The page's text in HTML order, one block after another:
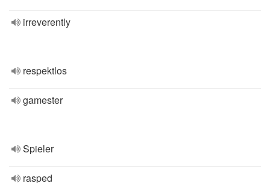
irreverently
respektlos
gamester
Spieler
rasped